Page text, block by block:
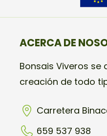
ACERCA DE
Bonsais Viveros se
creación de todo
Carretera
659 537 938